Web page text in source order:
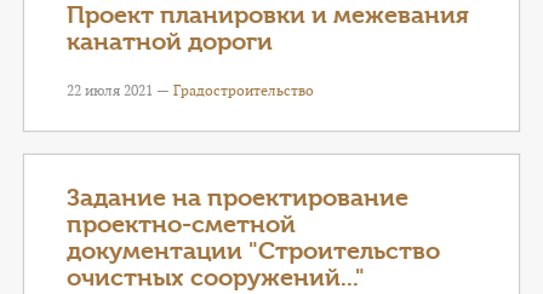
ТАРИФЫ
СЛУЖБА ПО КОНТРАКТУ
Проект планировки и межевания
канатной дороги
22 июля 2021 — Градостроительство
Задание на проектирование
проектно-сметной
документации "Строительство
очистных сооружений..."